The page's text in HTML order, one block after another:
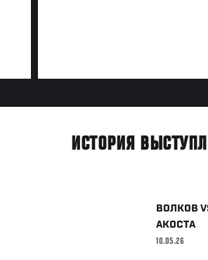
ИСТОРИЯ
ВОЛКОВ
АКОСТА
10.05.26